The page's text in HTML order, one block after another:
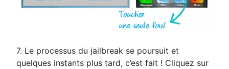
7. Le processus du jailbreak se poursuit et
quelques instants plus tard, c’est fait ! Cliquez sur